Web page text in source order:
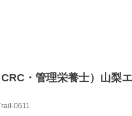
・管理栄養士）山梨
0611